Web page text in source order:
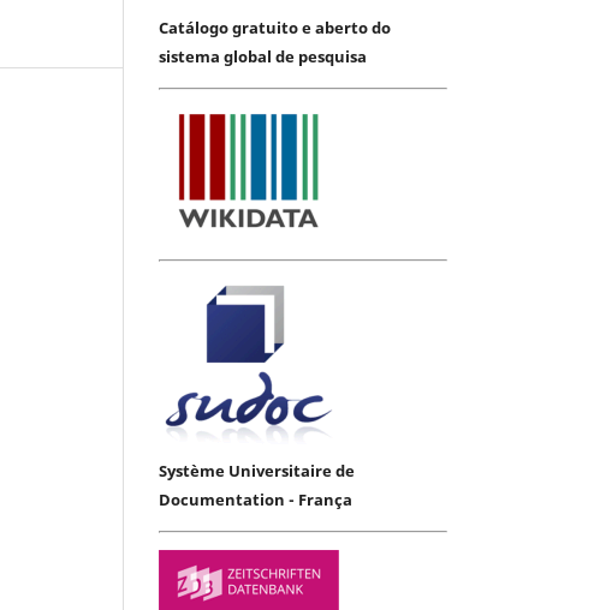
Catálogo gratuito e aberto do
sistema global de pesquisa
Système Universitaire de
Documentation - França